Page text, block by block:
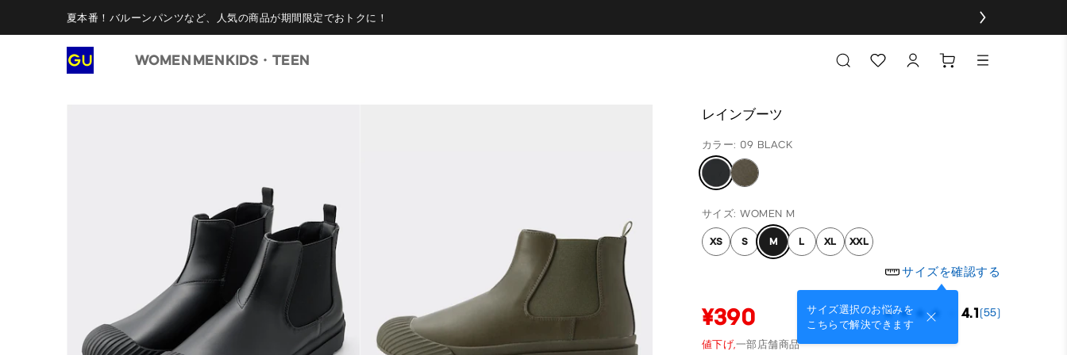
夏本番！バルーンパンツなど、人気の商品が期間限定でおトクに！
WOMEN MENKIDS・TEEN
レインブーツ
カラー: 09 BLACK
サイズ: WOMEN M
XS S M L XL XXL
サイズを確認する
サイズ選択のお悩みを
こちらで解決できます
¥390 4.1(55)
値下げ,一部店舗商品